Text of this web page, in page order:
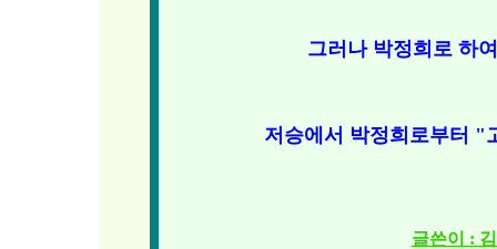
그러나 박정희로 하
저승에서 박정희로부터 "
글쓴이 :